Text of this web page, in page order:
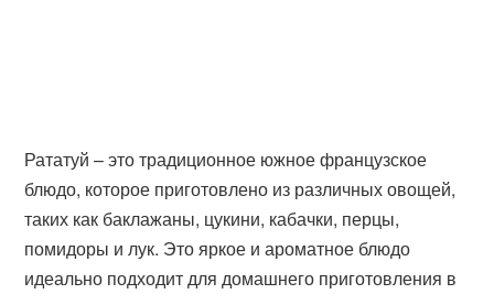
Рататуй – это традиционное южное французское
блюдо, которое приготовлено из различных овощей,
таких как баклажаны, цукини, кабачки, перцы,
помидоры и лук. Это яркое и ароматное блюдо
идеально подходит для домашнего приготовления в